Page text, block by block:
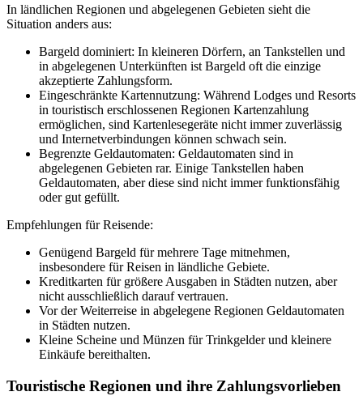
In ländlichen Regionen und abgelegenen Gebieten sieht die
Situation anders aus:
Bargeld dominiert: In kleineren Dörfern, an Tankstellen und
in abgelegenen Unterkünften ist Bargeld oft die einzige
akzeptierte Zahlungsform.
Eingeschränkte Kartennutzung: Während Lodges und Resorts
in touristisch erschlossenen Regionen Kartenzahlung
ermöglichen, sind Kartenlesegeräte nicht immer zuverlässig
und Internetverbindungen können schwach sein.
Begrenzte Geldautomaten: Geldautomaten sind in
abgelegenen Gebieten rar. Einige Tankstellen haben
Geldautomaten, aber diese sind nicht immer funktionsfähig
oder gut gefüllt.
Empfehlungen für Reisende:
Genügend Bargeld für mehrere Tage mitnehmen,
insbesondere für Reisen in ländliche Gebiete.
Kreditkarten für größere Ausgaben in Städten nutzen, aber
nicht ausschließlich darauf vertrauen.
Vor der Weiterreise in abgelegene Regionen Geldautomaten
in Städten nutzen.
Kleine Scheine und Münzen für Trinkgelder und kleinere
Einkäufe bereithalten.
Touristische Regionen und ihre Zahlungsvorlieben